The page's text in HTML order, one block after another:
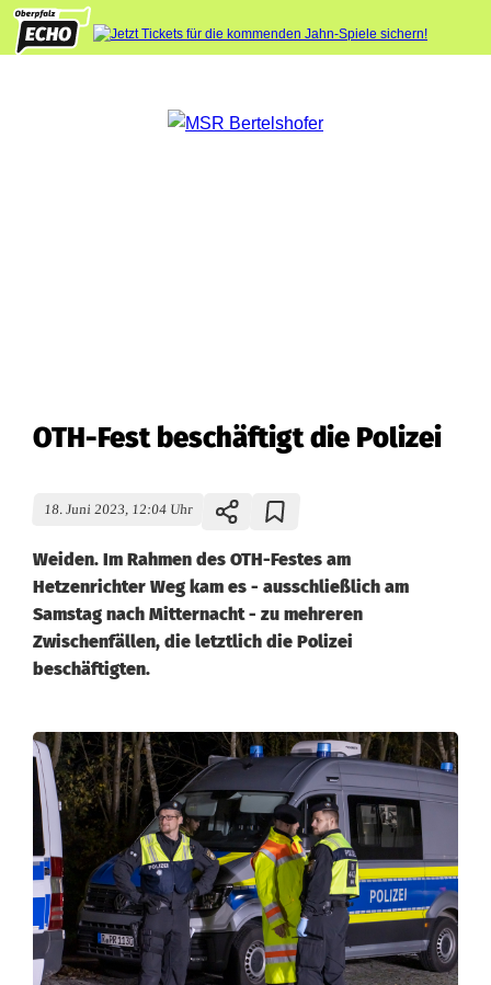
OTH-Fest beschäftigt die Polizei
18. Juni 2023, 12:04 Uhr
Weiden. Im Rahmen des OTH-Festes am
Hetzenrichter Weg kam es - ausschließlich am
Samstag nach Mitternacht - zu mehreren
Zwischenfällen, die letztlich die Polizei
beschäftigten.
O
T
H
-
F
e